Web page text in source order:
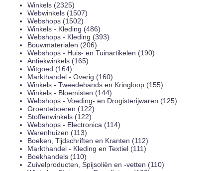
Winkels (2325)
Webwinkels (1507)
Webshops (1502)
Winkels - Kleding (486)
Webshops - Kleding (393)
Bouwmaterialen (206)
Webshops - Huis- en Tuinartikelen (190)
Antiekwinkels (165)
Witgoed (164)
Markthandel - Overig (160)
Winkels - Tweedehands en Kringloop (155)
Winkels - Bloemisten (144)
Webshops - Voeding- en Drogisterijwaren (125)
Groenteboeren (122)
Stoffenwinkels (122)
Webshops - Electronica (114)
Warenhuizen (113)
Boeken, Tijdschriften en Kranten (112)
Markthandel - Kleding en Textiel (111)
Boekhandels (110)
Zuivelproducten, Spijsoliën en -vetten (110)